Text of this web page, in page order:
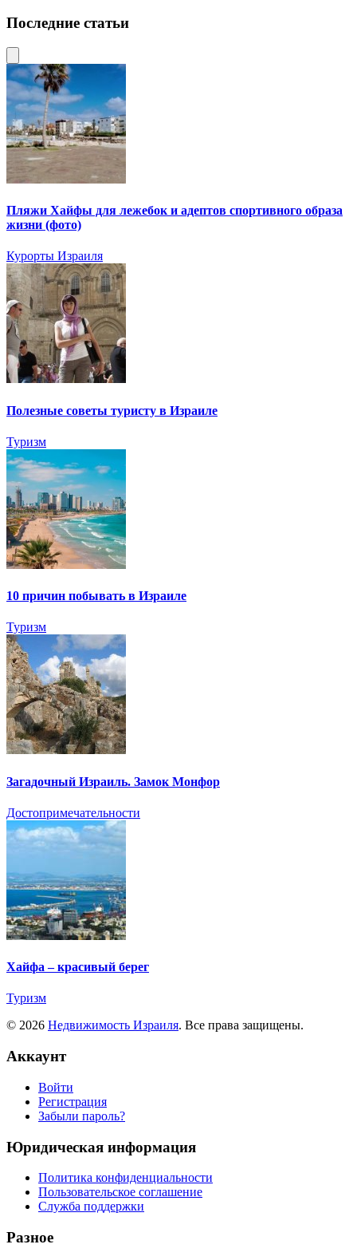
Последние статьи
Пляжи Хайфы для лежебок и адептов спортивного образа
жизни (фото)
Курорты Израиля
Полезные советы туристу в Израиле
Туризм
10 причин побывать в Израиле
Туризм
Загадочный Израиль. Замок Монфор
Достопримечательности
Хайфа – красивый берег
Туризм
© 2026 Недвижимость Израиля. Все права защищены.
Аккаунт
Войти
Регистрация
Забыли пароль?
Юридическая информация
Политика конфиденциальности
Пользовательское соглашение
Служба поддержки
Разное